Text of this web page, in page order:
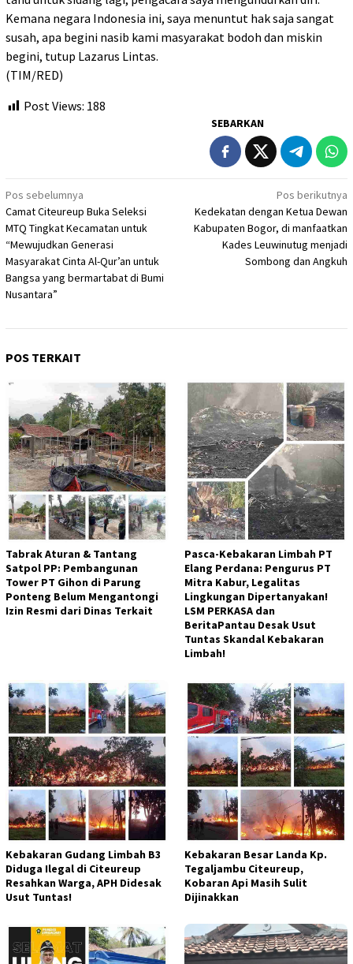
Kemana negara Indonesia ini, saya menuntut hak saja sangat
susah, apa begini nasib kami masyarakat bodoh dan miskin
begini, tutup Lazarus Lintas.
(TIM/RED)
Post Views: 188
SEBARKAN
Navigasi
pos
Pos sebelumnya
Camat Citeureup Buka Seleksi
MTQ Tingkat Kecamatan untuk
“Mewujudkan Generasi
Masyarakat Cinta Al-Qur’an untuk
Bangsa yang bermartabat di Bumi
Nusantara”
Pos berikutnya
Kedekatan dengan Ketua Dewan
Kabupaten Bogor, di manfaatkan
Kades Leuwinutug menjadi
Sombong dan Angkuh
POS TERKAIT
Tabrak Aturan & Tantang
Satpol PP: Pembangunan
Tower PT Gihon di Parung
Ponteng Belum Mengantongi
Izin Resmi dari Dinas Terkait
Pasca-Kebakaran Limbah PT
Elang Perdana: Pengurus PT
Mitra Kabur, Legalitas
Lingkungan Dipertanyakan!
LSM PERKASA dan
BeritaPantau Desak Usut
Tuntas Skandal Kebakaran
Limbah!
Kebakaran Gudang Limbah B3
Diduga Ilegal di Citeureup
Resahkan Warga, APH Didesak
Usut Tuntas!
Kebakaran Besar Landa Kp.
Tegaljambu Citeureup,
Kobaran Api Masih Sulit
Dijinakkan